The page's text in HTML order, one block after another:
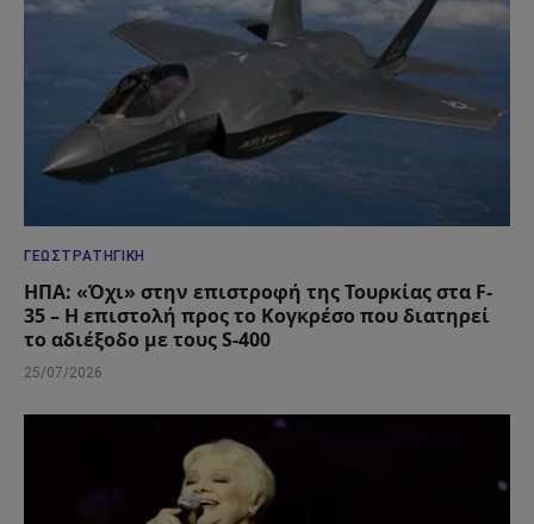
ΓΕΩΣΤΡΑΤΗΓΙΚΉ
ΗΠΑ: «Όχι» στην επιστροφή της Τουρκίας στα F-
35 – Η επιστολή προς το Κογκρέσο που διατηρεί
το αδιέξοδο με τους S-400
25/07/2026